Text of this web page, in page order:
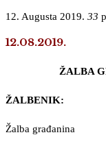
12. Augusta 2019. 33
12.08.2019.
ŽALBA
ŽALBENIK:
Žalba građanina